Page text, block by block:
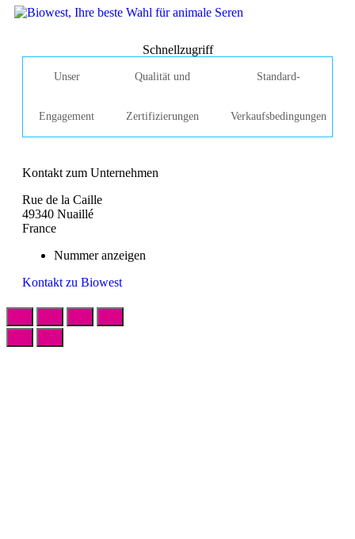
Schnellzugriff
Unser
Engagement
Qualität und
Zertifizierungen
Standard-
Verkaufsbedingungen
Kontakt zum Unternehmen
Rue de la Caille
49340 Nuaillé
France
Nummer anzeigen
Kontakt zu Biowest